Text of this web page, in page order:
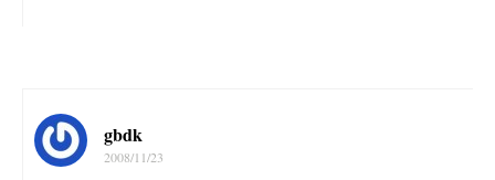
gbdk
2008/11/23